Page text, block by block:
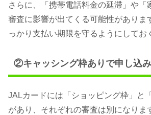
さらに、「携帯電話料金の延滞」や「
審査に影響が出てくる可能性がありま
っかり支払い期限を守るようにしてお
②キャッシング枠ありで申し込
JALカードには「ショッピング枠」と
があり、それぞれの審査は別になりま